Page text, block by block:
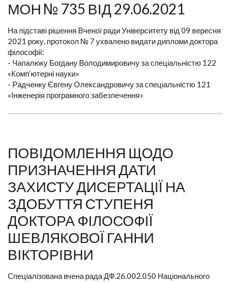
МОН № 735 ВІД 29.06.2021
На підставі рішення Вченої ради Університету від 09 вересня
2021 року, протокол № 7 ухвалено видати дипломи доктора
філософії:
- Чапалюку Богдану Володимировичу за спеціальністю 122
«Комп’ютерні науки»
- Радченку Євгену Олександровичу за спеціальністю 121
«Інженерія програмного забезпечення»
ПОВІДОМЛЕННЯ ЩОДО
ПРИЗНАЧЕННЯ ДАТИ
ЗАХИСТУ ДИСЕРТАЦІЇ НА
ЗДОБУТТЯ СТУПЕНЯ
ДОКТОРА ФІЛОСОФІЇ
ШЕВЛЯКОВОЇ ГАННИ
ВІКТОРІВНИ
Спеціалізована вчена рада ДФ.26.002.050 Національного